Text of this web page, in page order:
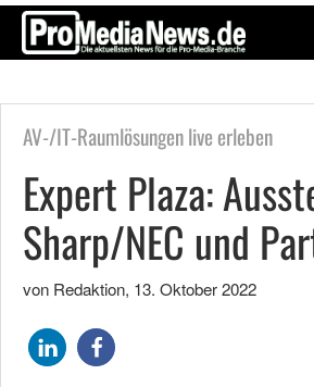
AV-/IT-Raumlösungen live erleben
Expert Plaza:
Sharp/NEC und
von Redaktion, 13. Oktober 2022